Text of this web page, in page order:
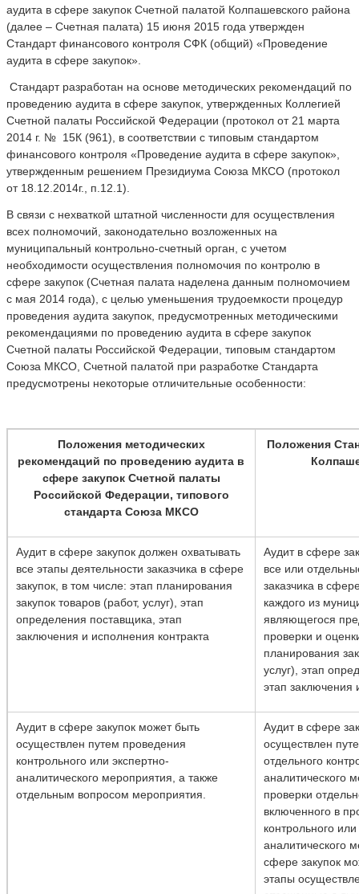
аудита в сфере закупок Счетной палатой Колпашевского района
(далее – Счетная палата) 15 июня 2015 года утвержден
Стандарт финансового контроля СФК (общий) «Проведение
аудита в сфере закупок».
Стандарт разработан на основе методических рекомендаций по
проведению аудита в сфере закупок, утвержденных Коллегией
Счетной палаты Российской Федерации (протокол от 21 марта
2014 г. № 15К (961), в соответствии с типовым стандартом
финансового контроля «Проведение аудита в сфере закупок»,
утвержденным решением Президиума Союза МКСО (протокол
от 18.12.2014г., п.12.1).
В связи с нехваткой штатной численности для осуществления
всех полномочий, законодательно возложенных на
муниципальный контрольно-счетный орган, с учетом
необходимости осуществления полномочия по контролю в
сфере закупок (Счетная палата наделена данным полномочием
с мая 2014 года), с целью уменьшения трудоемкости процедур
проведения аудита закупок, предусмотренных методическими
рекомендациями по проведению аудита в сфере закупок
Счетной палаты Российской Федерации, типовым стандартом
Союза МКСО, Счетной палатой при разработке Стандарта
предусмотрены некоторые отличительные особенности:
Положения методических
рекомендаций по проведению аудита в
сфере закупок Счетной палаты
Российской Федерации, типового
стандарта Союза МКСО
Положения
Аудит в сфере закупок должен охватывать
все этапы деятельности заказчика в сфере
закупок, в том числе: этап планирования
закупок товаров (работ, услуг), этап
определения поставщика, этап
заключения и исполнения контракта
Аудит в сфере
все или
заказчика в
каждого из
являющегося
проверки и
планирования
услуг), этап
этап заключения
Аудит в сфере закупок может быть
осуществлен путем проведения
контрольного или экспертно-
аналитического мероприятия, а также
отдельным вопросом мероприятия.
Аудит в сфере
осуществлен
отдельного
аналитического
проверки
включенного в
контрольного
аналитического
сфере закупок
этапы